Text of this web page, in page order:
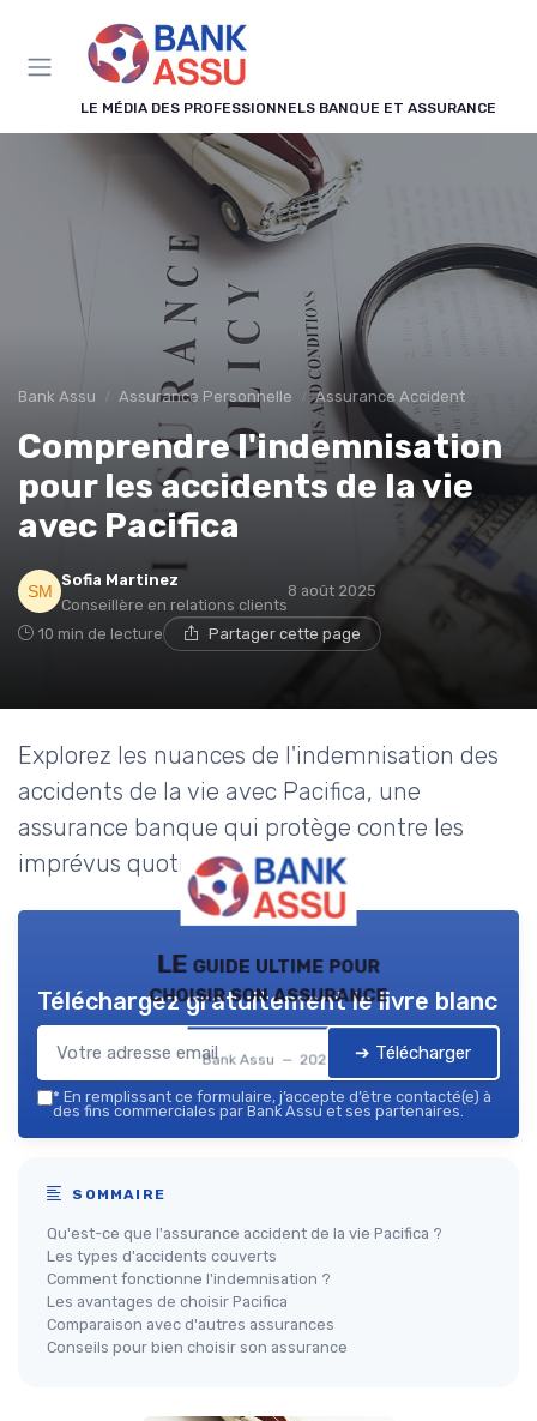
LE MÉDIA DES PROFESSIONNELS BANQUE ET ASSURANCE
Bank Assu Assurance Personnelle Assurance Accident
Comprendre l'indemnisation
pour les accidents de la vie
avec Pacifica
Sofia Martinez
Conseillère en relations clients
8 août 2025
10 min de lecture Partager cette page
Explorez les nuances de l'indemnisation des
accidents de la vie avec Pacifica, une
assurance banque qui protège contre les
imprévus quotidiens.
LE guide ultime pour
choisir son assurance
Bank Assu — 2026
Téléchargez gratuitement le livre blanc
➔ Télécharger
* En remplissant ce formulaire, j’accepte d’être contacté(e) à
des fins commerciales par Bank Assu et ses partenaires.
SOMMAIRE
Qu'est-ce que l'assurance accident de la vie Pacifica ?
Les types d'accidents couverts
Comment fonctionne l'indemnisation ?
Les avantages de choisir Pacifica
Comparaison avec d'autres assurances
Conseils pour bien choisir son assurance